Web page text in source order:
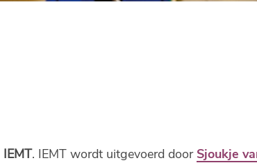
IEMT. IEMT wordt uitgevoerd door Sjoukje